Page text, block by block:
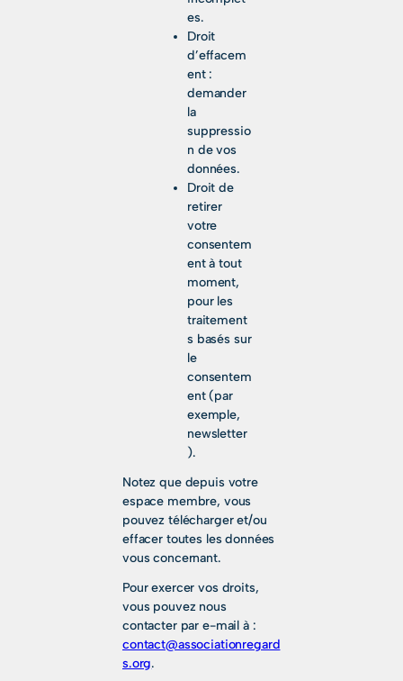
es.
Droit
d’effacem
ent :
demander
la
suppressio
n de vos
données.
Droit de
retirer
votre
consentem
ent à tout
moment,
pour les
traitement
s basés sur
le
consentem
ent (par
exemple,
newsletter
).
Notez que depuis votre
espace membre, vous
pouvez télécharger et/ou
effacer toutes les données
vous concernant.
Pour exercer vos droits,
vous pouvez nous
contacter par e-mail à :
contact@associationregard
s.org.